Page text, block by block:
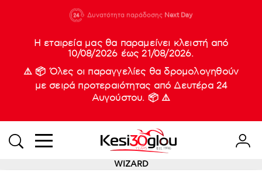
210 88 21
933
Δυνατότητα παράδοσης Next Day
Νέες
Η εταιρεία μας θα παραμείνει κλειστή από
10/08/2026 έως 21/08/2026.
⚠️ 📦 Όλες οι παραγγελίες θα δρομολογηθούν
με σειρά προτεραιότητας από Δευτέρα 24
Αυγούστου. 📦 ⚠️
WIZARD